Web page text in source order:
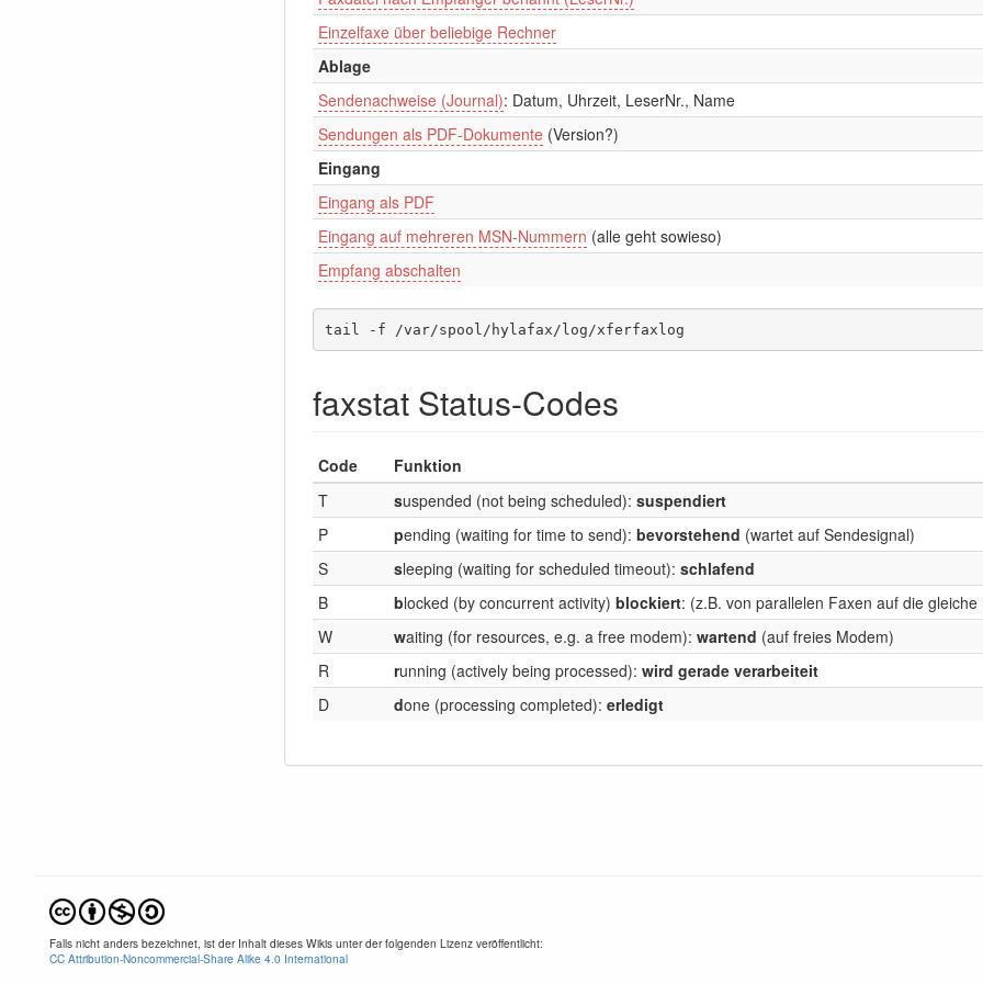
Einzelfaxe über beliebige Rechner
Ablage
Sendenachweise (Journal): Datum, Uhrzeit, LeserNr., Name
Sendungen als PDF-Dokumente (Version?)
Eingang
Eingang als PDF
Eingang auf mehreren MSN-Nummern (alle geht sowieso)
Empfang abschalten
tail -f /var/spool/hylafax/log/xferfaxlog
faxstat Status-Codes
Code
Funktion
T
suspended (not being scheduled): suspendiert
P
pending (waiting for time to send): bevorstehend (wartet auf Sendesignal)
S
sleeping (waiting for scheduled timeout): schlafend
B
blocked (by concurrent activity) blockiert: (z.B. von parallelen Faxen auf die gleiche
W
waiting (for resources, e.g. a free modem): wartend (auf freies Modem)
R
running (actively being processed): wird gerade verarbeiteit
D
done (processing completed): erledigt
Falls nicht anders bezeichnet, ist der Inhalt dieses Wikis unter der folgenden Lizenz veröffentlicht:
CC Attribution-Noncommercial-Share Alike 4.0 International